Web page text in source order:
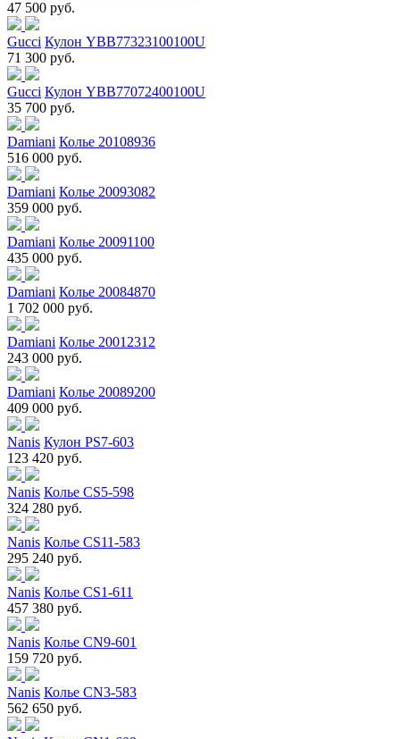
47 500 руб.
Gucci Кулон YBB77323100100U
71 300 руб.
Gucci Кулон YBB77072400100U
35 700 руб.
Damiani Колье 20108936
516 000 руб.
Damiani Колье 20093082
359 000 руб.
Damiani Колье 20091100
435 000 руб.
Damiani Колье 20084870
1 702 000 руб.
Damiani Колье 20012312
243 000 руб.
Damiani Колье 20089200
409 000 руб.
Nanis Кулон PS7-603
123 420 руб.
Nanis Колье CS5-598
324 280 руб.
Nanis Колье CS11-583
295 240 руб.
Nanis Колье CS1-611
457 380 руб.
Nanis Колье CN9-601
159 720 руб.
Nanis Колье CN3-583
562 650 руб.